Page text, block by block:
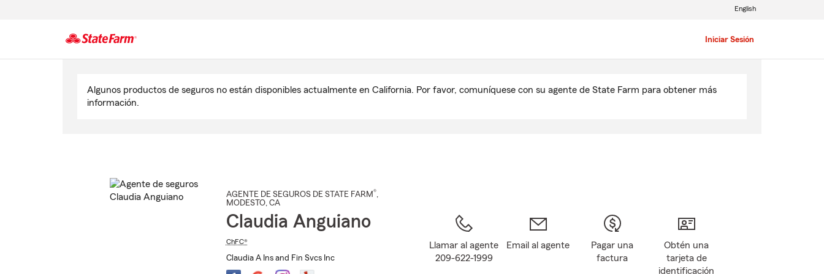
Iniciar Sesión
English
Algunos productos de seguros no están disponibles actualmente en California. Por favor, comuníquese con su agente de State Farm para obtener más
información.
AGENTE DE SEGUROS DE STATE FARM®,
MODESTO, CA
Claudia Anguiano
ChFC®
Claudia A Ins and Fin Svcs Inc
Llamar al agente
209-622-1999
Email al agente
Pagar una
factura
Obtén una
tarjeta de
identificación